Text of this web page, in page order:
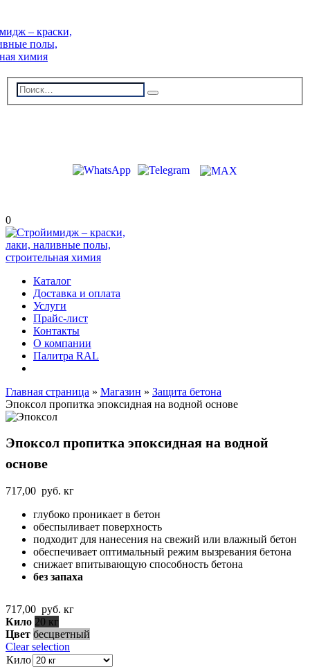
0
Каталог
Доставка и оплата
Услуги
Прайс-лист
Контакты
О компании
Палитра RAL
Главная страница » Магазин » Защита бетона
Эпоксол пропитка эпоксидная на водной основе
Эпоксол пропитка эпоксидная на водной
основе
717,00 руб. кг
глубоко проникает в бетон
обеспыливает поверхность
подходит для нанесения на свежий или влажный бетон
обеспечивает оптимальный режим вызревания бетона
снижает впитывающую способность бетона
без запаха
717,00 руб. кг
Кило 20 кг
Цвет бесцветный
Clear selection
Кило